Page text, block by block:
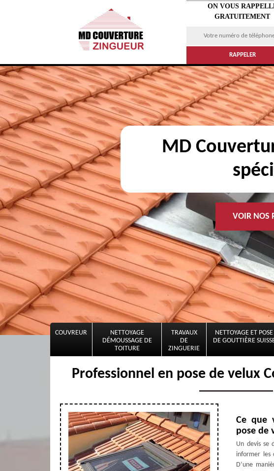
ON VOUS
GRATUITEMENT
MD
VOIR NOS
COUVREUR
NETTOYAGE
DÉMOUSSAGE DE
TOITURE
TRAVAUX
DE
ZINGUERIE
NETTOYAGE ET POSE
DE GOUTTIÈRE
Professionnel en pose de velux
Ce que
pose de
Un devis se
informer les
D’une